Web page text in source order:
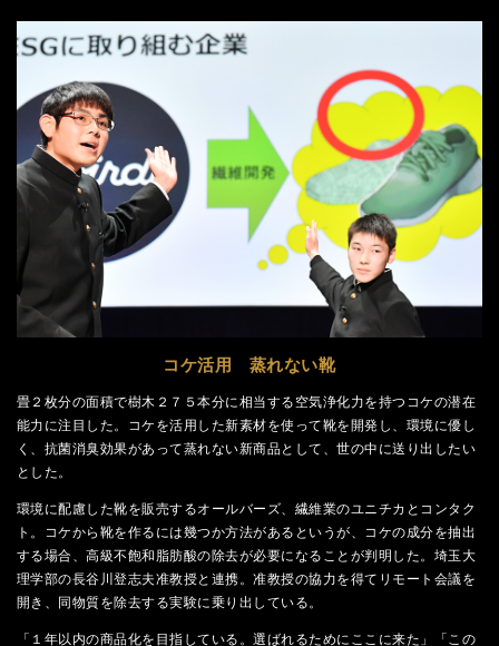
コケ活用 蒸れない靴
畳２枚分の面積で樹木２７５本分に相当する空気浄化力を持つコケの潜在
能力に注目した。コケを活用した新素材を使って靴を開発し、環境に優し
く、抗菌消臭効果があって蒸れない新商品として、世の中に送り出したい
とした。
環境に配慮した靴を販売するオールバーズ、繊維業のユニチカとコンタク
ト。コケから靴を作るには幾つか方法があるというが、コケの成分を抽出
する場合、高級不飽和脂肪酸の除去が必要になることが判明した。埼玉大
理学部の長谷川登志夫准教授と連携。准教授の協力を得てリモート会議を
開き、同物質を除去する実験に乗り出している。
「１年以内の商品化を目指している。選ばれるためにここに来た」「この